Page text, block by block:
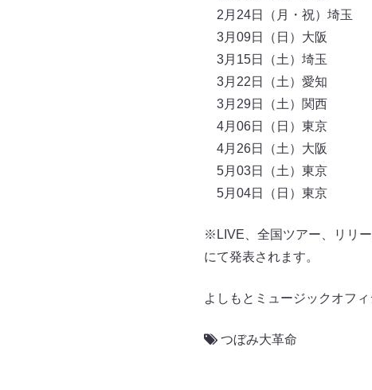
2月24日（月・祝）埼玉
3月09日（日）大阪
3月15日（土）埼玉
3月22日（土）愛知
3月29日（土）関西
4月06日（日）東京
4月26日（土）大阪
5月03日（土）東京
5月04日（日）東京
※LIVE、全国ツアー、リリ
にて発表されます。
よしもとミュージックオフ
つぼみ大革命